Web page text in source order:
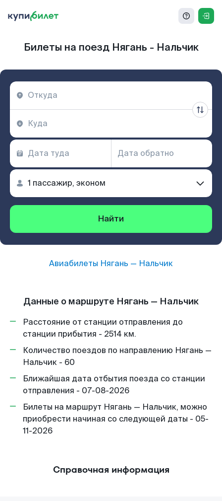
Билеты на поезд Нягань - Нальчик
Найти
Авиабилеты Нягань — Нальчик
Данные о маршруте Нягань — Нальчик
Расстояние от станции отправления до
станции прибытия - 2514 км.
Количество поездов по направлению Нягань —
Нальчик - 60
Ближайшая дата отбытия поезда со станции
отправления - 07-08-2026
Билеты на маршрут Нягань — Нальчик, можно
приобрести начиная со следующей даты - 05-
11-2026
Справочная информация